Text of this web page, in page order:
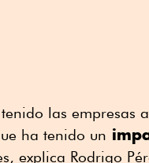
las empresas
ha tenido un
explica Rodrigo